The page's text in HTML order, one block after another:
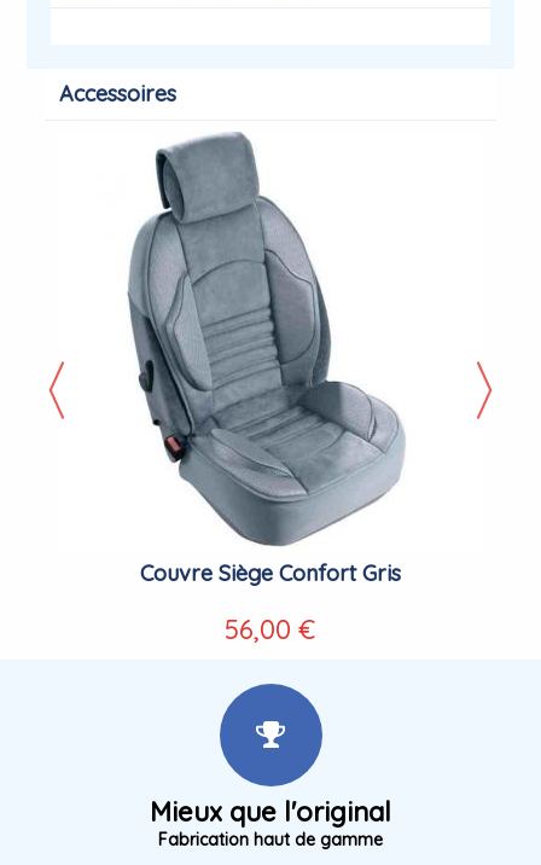
Accessoires
Couvre Siège Confort Gris
56,00 €
Mieux que l'original
Fabrication haut de gamme